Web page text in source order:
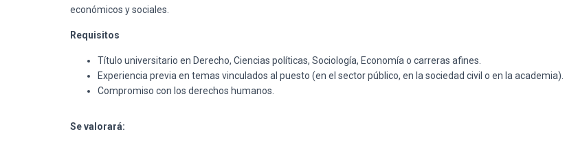
económicos y sociales.
Requisitos
Título universitario en Derecho, Ciencias políticas, Sociología, Economía o carreras afines.
Experiencia previa en temas vinculados al puesto (en el sector público, en la sociedad civil o en la academia).
Compromiso con los derechos humanos.
Se valorará: